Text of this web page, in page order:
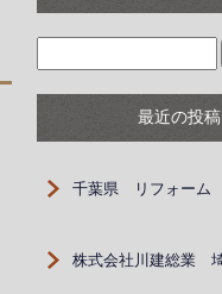
最近の投稿